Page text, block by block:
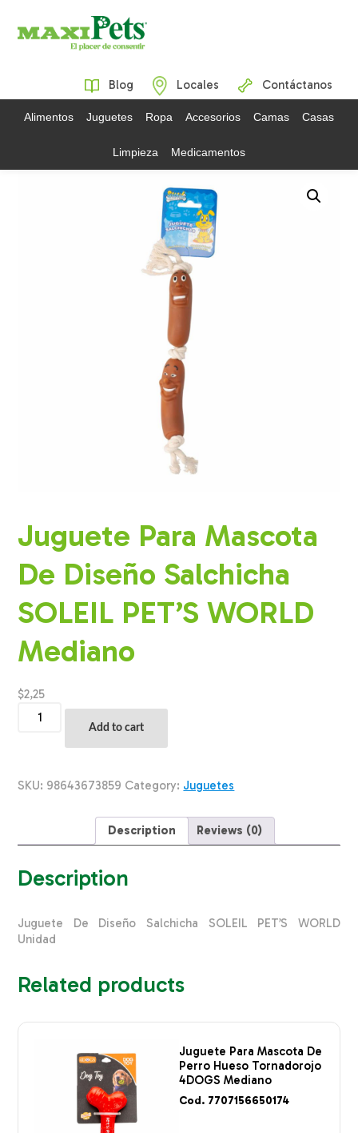
Blog Locales Contáctanos
Alimentos Juguetes Ropa Accesorios Camas Casas
Limpieza Medicamentos
Juguete Para Mascota
De Diseño Salchicha
SOLEIL PET’S WORLD
Mediano
$2,25
Para
Salchicha
Add to cart
SKU: 98643673859 Category: Juguetes
Description Reviews (0)
Description
Juguete De Diseño Salchicha SOLEIL PET’S WORLD
Unidad
Related products
Juguete Para Mascota De
Perro Hueso Tornadorojo
4DOGS Mediano
Cod. 7707156650174